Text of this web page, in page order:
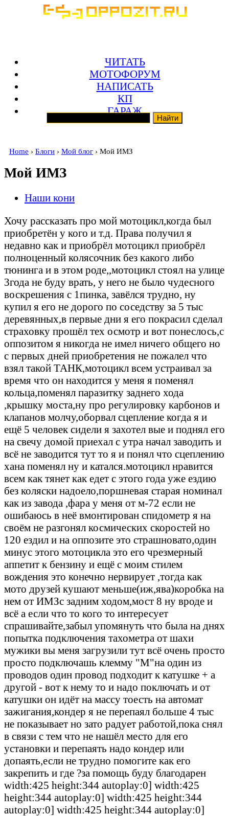
ЧИТАТЬ
МОТОФОРУМ
НАПИСАТЬ
КП
ГАРАЖ
Home › Блоги › Мой блог › Мой ИМЗ
Мой ИМЗ
Наши кони
Хочу рассказать про мой мотоцикл,когда был
приобретён у кого и т.д. Права получил я
недавно как и приобрёл мотоцикл приобрёл
полноценный колясочник без какого либо
тюнинга и в этом роде,,мотоцикл стоял на улице
3года не буду врать, у него не было чудесного
воскрешения с 1пинка, завёлся трудно, ну
купил я его не дорого по соседству за 5 тыс
деревянных,в первые дни я его покрасил сделал
страховку прошёл тех осмотр и вот понеслось,с
оппозитом я никогда не имел ничего общего но
с первых дней приобретения не пожалел что
взял такой ТАНК,мотоцикл всем устраивал за
время что он находится у меня я поменял
кольца,поменял паразитку заднего хода
,крышку моста,ну про регулировку карбонов и
клапанов молчу,оборвал сцепление когда я и
ещё 5 человек сидели я захотел вые и поднял его
на свечу домой приехал с утра начал заводить и
всё не заводится тут то я и понял что сцеплению
хана поменял ну и катался.мотоцикл нравится
всем как тянет как едет с этого года уже ездию
без коляски надоело,поршневая старая номинал
как из завода ,фара у меня от м-72 если не
ошибаюсь в неё вмонтирован спидометр я на
своём не разгонял космических скоростей но
120 ездил и на оппозите это страшновато,один
минус этого мотоцикла это его чрезмерный
аппетит к бензину и ещё с моим стилем
вождения это конечно нервирует ,тогда как
мото друзей кушают меньше(иж,ява)коробка на
нем от ИМЗс задним ходом,мост 8 ну вроде и
всё а если что то кого то интересует
спрашивайте,забыл упомянуть что была на днях
попытка подключения тахометра от шахи
мужики вы меня загрузили тут всё очень просто
просто подключашь клемму "М"на один из
проводов один провод подходит к катушке + а
другой - вот к нему то и надо поключать и от
катушки он идёт на массу тоесть на автомат
зажигания,кондер я не перепаял больше 4 тыс
не показывает но зато радует работой,пока снял
в связи с тем что не нашёл место для его
установки и перепаять надо кондер или
допаять,если не трудно помогите как его
закрепить и где ?за помощь буду благодарен
width:425 height:344 autoplay:0] width:425
height:344 autoplay:0] width:425 height:344
autoplay:0] width:425 height:344 autoplay:0]